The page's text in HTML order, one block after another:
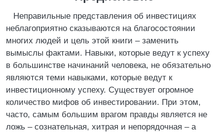
Неправильные представления об инвестициях
неблагоприятно сказываются на благосостоянии
многих людей и цель этой книги – заменить
вымыслы фактами. Навыки, которые ведут к успеху
в большинстве начинаний человека, не обязательно
являются теми навыками, которые ведут к
инвестиционному успеху. Существует огромное
количество мифов об инвестировании. При этом,
часто, самым большим врагом правды является не
ложь – сознательная, хитрая и непорядочная – а